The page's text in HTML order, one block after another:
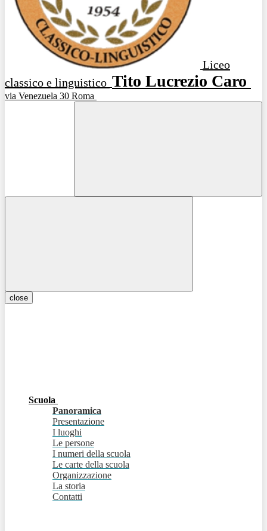
Liceo
classico e linguistico Tito Lucrezio Caro
via Venezuela 30 Roma
close
Scuola
Panoramica
Presentazione
I luoghi
Le persone
I numeri della scuola
Le carte della scuola
Organizzazione
La storia
Contatti